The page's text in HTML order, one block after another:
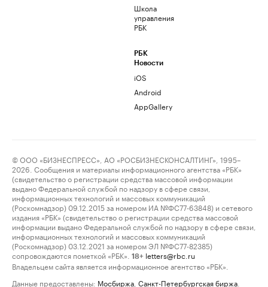
Школа
управления
РБК
РБК
Новости
iOS
Android
AppGallery
© ООО «БИЗНЕСПРЕСС», АО «РОСБИЗНЕСКОНСАЛТИНГ», 1995–
2026. Сообщения и материалы информационного агентства «РБК»
(свидетельство о регистрации средства массовой информации
выдано Федеральной службой по надзору в сфере связи,
информационных технологий и массовых коммуникаций
(Роскомнадзор) 09.12.2015 за номером ИА №ФС77-63848) и сетевого
издания «РБК» (свидетельство о регистрации средства массовой
информации выдано Федеральной службой по надзору в сфере связи,
информационных технологий и массовых коммуникаций
(Роскомнадзор) 03.12.2021 за номером ЭЛ №ФС77-82385)
сопровождаются пометкой «РБК».
18+ letters@rbc.ru
Владельцем сайта является информационное агентство «РБК».
Данные предоставлены: Мосбиржа Санкт-Петербургская биржа